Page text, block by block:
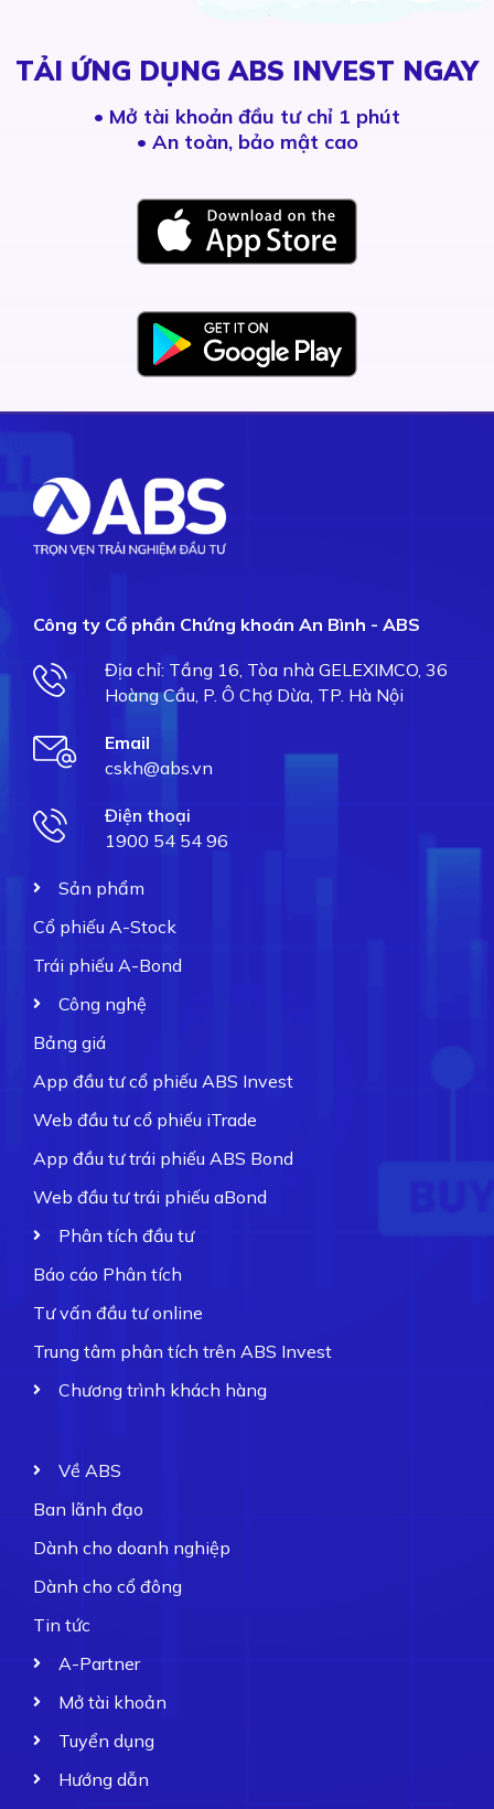
TẢI ỨNG DỤNG ABS INVEST NGAY
• Mở tài khoản đầu tư chỉ 1 phút
• An toàn, bảo mật cao
Công ty Cổ phần Chứng khoán An Bình - ABS
Địa chỉ: Tầng 16, Tòa nhà GELEXIMCO, 36
Hoàng Cầu, P. Ô Chợ Dừa, TP. Hà Nội
Email
cskh@abs.vn
Điện thoại
1900 54 54 96
Sản phẩm
Cổ phiếu A-Stock
Trái phiếu A-Bond
Công nghệ
Bảng giá
App đầu tư cổ phiếu ABS Invest
Web đầu tư cổ phiếu iTrade
App đầu tư trái phiếu ABS Bond
Web đầu tư trái phiếu aBond
Phân tích đầu tư
Báo cáo Phân tích
Tư vấn đầu tư online
Trung tâm phân tích trên ABS Invest
Chương trình khách hàng
Về ABS
Ban lãnh đạo
Dành cho doanh nghiệp
Dành cho cổ đông
Tin tức
A-Partner
Mở tài khoản
Tuyển dụng
Hướng dẫn